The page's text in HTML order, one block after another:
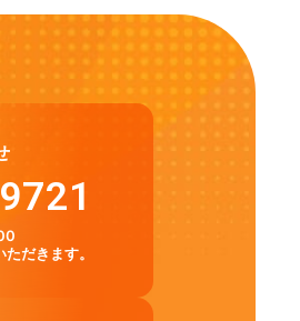
だきます。